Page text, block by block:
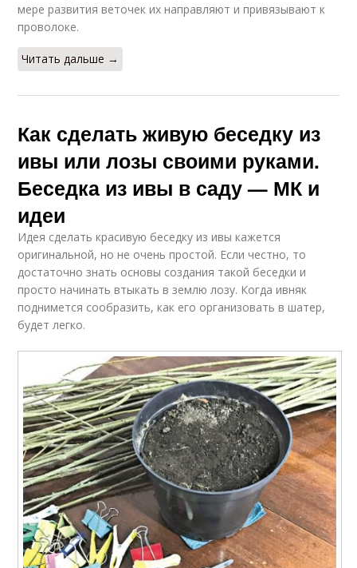
мере развития веточек их направляют и привязывают к
проволоке.
Читать дальше →
Как сделать живую беседку из
ивы или лозы своими руками.
Беседка из ивы в саду — МК и
идеи
Идея сделать красивую беседку из ивы кажется
оригинальной, но не очень простой. Если честно, то
достаточно знать основы создания такой беседки и
просто начинать втыкать в землю лозу. Когда ивняк
поднимется сообразить, как его организовать в шатер,
будет легко.